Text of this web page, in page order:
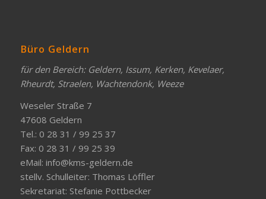
Büro Geldern
für den Bereich: Geldern, Issum, Kerken, Kevelaer,
Rheurdt, Straelen, Wachtendonk, Weeze
Weseler Straße 7
47608 Geldern
Tel.: 0 28 31 / 99 25 37
Fax: 0 28 31 / 99 25 39
eMail: info@kms-geldern.de
stellv. Schulleiter: Thomas Löffler
Sekretariat: Stefanie Pottbecker